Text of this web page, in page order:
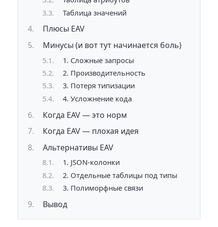
Таблица значений
Плюсы EAV
Минусы (и вот тут начинается боль)
1. Сложные запросы
2. Производительность
3. Потеря типизации
4. Усложнение кода
Когда EAV — это норм
Когда EAV — плохая идея
Альтернативы EAV
1. JSON-колонки
2. Отдельные таблицы под типы
3. Полиморфные связи
Вывод